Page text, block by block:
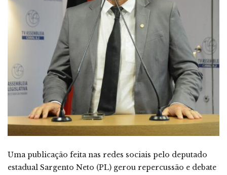
Uma publicação feita nas redes sociais pelo deputado
estadual Sargento Neto (PL) gerou repercussão e debate